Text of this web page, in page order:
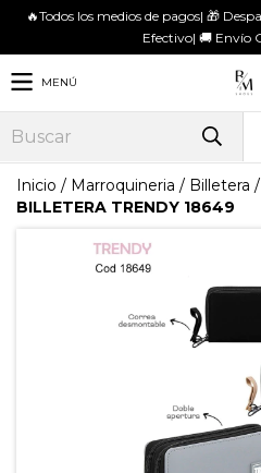
🔥Todos los medios de pagos| 🎁
Efectivo| 🚚 Envío
MENÚ
Inicio / Marroquineria / Billetera /
BILLETERA TRENDY 18649